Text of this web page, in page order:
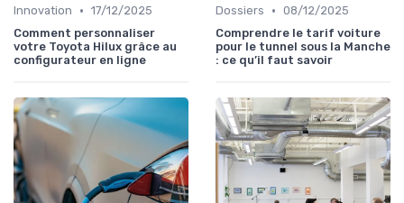
Innovation • 17/12/2025
Comment personnaliser
votre Toyota Hilux grâce au
configurateur en ligne
Dossiers • 08/12/2025
Comprendre le tarif voiture
pour le tunnel sous la Manche
: ce qu’il faut savoir